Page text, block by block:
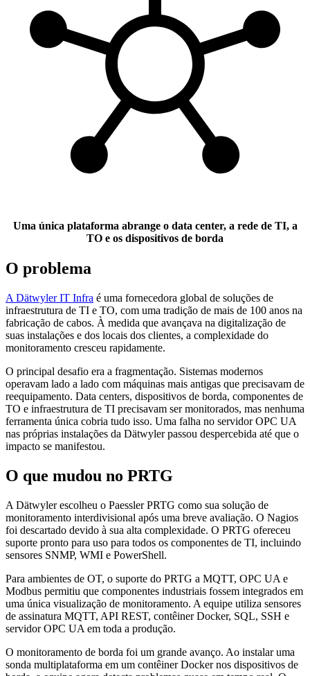
Uma única plataforma abrange o data center, a rede de TI, a
TO e os dispositivos de borda
O problema
A Dätwyler IT Infra é uma fornecedora global de soluções de
infraestrutura de TI e TO, com uma tradição de mais de 100 anos na
fabricação de cabos. À medida que avançava na digitalização de
suas instalações e dos locais dos clientes, a complexidade do
monitoramento cresceu rapidamente.
O principal desafio era a fragmentação. Sistemas modernos
operavam lado a lado com máquinas mais antigas que precisavam de
reequipamento. Data centers, dispositivos de borda, componentes de
TO e infraestrutura de TI precisavam ser monitorados, mas nenhuma
ferramenta única cobria tudo isso. Uma falha no servidor OPC UA
nas próprias instalações da Dätwyler passou despercebida até que o
impacto se manifestou.
O que mudou no PRTG
A Dätwyler escolheu o Paessler PRTG como sua solução de
monitoramento interdivisional após uma breve avaliação. O Nagios
foi descartado devido à sua alta complexidade. O PRTG ofereceu
suporte pronto para uso para todos os componentes de TI, incluindo
sensores SNMP, WMI e PowerShell.
Para ambientes de OT, o suporte do PRTG a MQTT, OPC UA e
Modbus permitiu que componentes industriais fossem integrados em
uma única visualização de monitoramento. A equipe utiliza sensores
de assinatura MQTT, API REST, contêiner Docker, SQL, SSH e
servidor OPC UA em toda a produção.
O monitoramento de borda foi um grande avanço. Ao instalar uma
sonda multiplataforma em um contêiner Docker nos dispositivos de